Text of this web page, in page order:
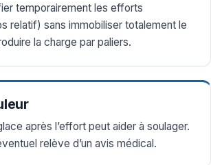
temporairement les efforts
relatif) sans immobiliser totalement le
la charge par paliers.
après l’effort peut aider à soulager.
relève d’un avis médical.